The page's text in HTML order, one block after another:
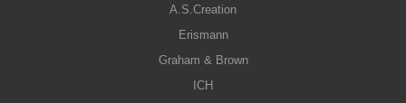
A.S.Creation
Erismann
Graham & Brown
ICH